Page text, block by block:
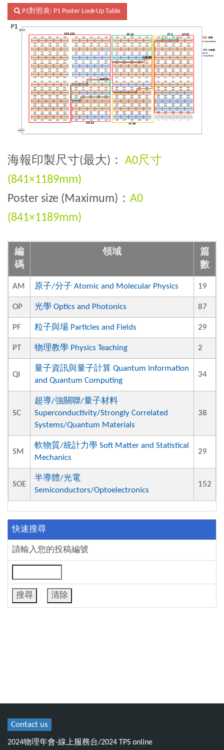
P1對照表: P1 Poster Look-Up Table
海報印製尺寸(最大)：
A0尺寸
(841×1189mm)
Poster size (Maximum)： A0
(841×1189mm)
編
碼
領域
篇
數
AM 原子/分子 Atomic and Molecular Physics 19
OP 光學 Optics and Photonics 87
PF 粒子與場 Particles and Fields 29
PT 物理教學 Physics Teaching 2
QI
量子資訊與量子計算 Quantum Information
and Quantum Computing
34
SC
超導/強關聯/量子材料
Superconductivity/Strongly Correlated
Systems/Quantum Materials
38
SM
軟物質/統計力學 Soft Matter and Statistical
Mechanics
29
SOE
半導體/光電
Semiconductors/Optoelectronics
152
快速搜尋
請輸入您的投稿編號
Contact us
2024物理年會-線上服務台/2024 TPS online